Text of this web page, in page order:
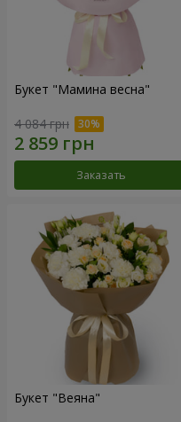
Букет "Мамина весна"
4 084 грн
Заказать
Букет "Веяна"